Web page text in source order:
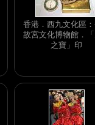
香港．西九文化區
故宮文化博物館．
之寶」印